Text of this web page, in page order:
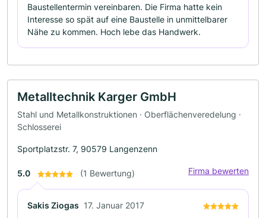
Baustellentermin vereinbaren. Die Firma hatte kein
Interesse so spät auf eine Baustelle in unmittelbarer
Nähe zu kommen. Hoch lebe das Handwerk.
Metalltechnik Karger GmbH
Stahl und Metallkonstruktionen · Oberflächenveredelung ·
Schlosserei
Sportplatzstr. 7, 90579 Langenzenn
5.0 (1 Bewertung) Firma bewerten
Sakis Ziogas 17. Januar 2017